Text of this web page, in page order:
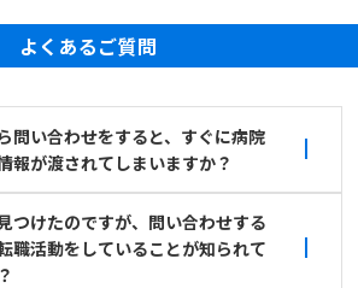
よくあるご質問
問い合わせをすると、すぐに病院
報が渡されてしまいますか？
つけたのですが、問い合わせする
職活動をしていることが知られて